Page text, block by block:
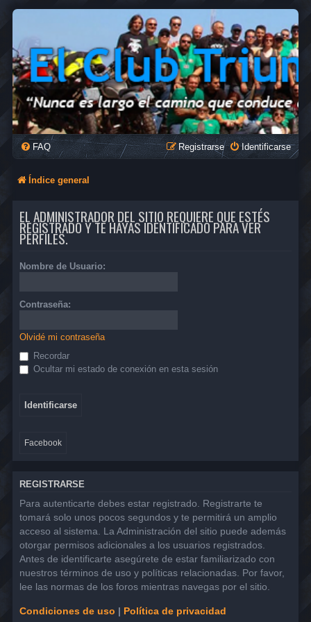
FAQ Identificarse
Registrarse
Índice general
EL ADMINISTRADOR DEL SITIO REQUIERE QUE ESTÉS
REGISTRADO Y TE HAYAS IDENTIFICADO PARA VER
PERFILES.
Nombre de Usuario:
Contraseña:
Olvidé mi contraseña
Recordar
Ocultar mi estado de conexión en esta sesión
Facebook
REGISTRARSE
Para autenticarte debes estar registrado. Registrarte te
tomará solo unos pocos segundos y te permitirá un amplio
acceso al sistema. La Administración del sitio puede además
otorgar permisos adicionales a los usuarios registrados.
Antes de identificarte asegúrete de estar familiarizado con
nuestros términos de uso y políticas relacionadas. Por favor,
lee las normas de los foros mientras navegas por el sitio.
Condiciones de uso | Política de privacidad